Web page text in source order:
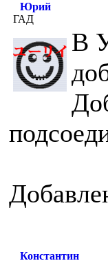
Юрий
ГАД
В
Константин